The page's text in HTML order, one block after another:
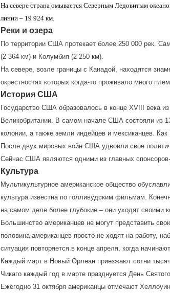
На севере страна омывается Северным Ледовитым
линии – 19 924 км.
Реки и озера
По территории США протекает более 250 000 рек.
(2 364 км) и Колумбия (2 250 км).
На севере, возле границы с Канадой, находятся
окрестностях которых когда-то проживало много
История США
Государство США образовалось в конце XVIII века
Великобритании. В самом начале США состояли из
колонии, а также земли индейцев и мексиканцев.
После двух мировых войн США удвоили свое
Сейчас США являются одними из главных
Культура
Мультикультурное американское общество
культура известна по голливудским фильмам.
на самом деле более глубокие – они уходят своими
Большинство американцев не могут представить
половина американцев просто не ходят на работу,
ситуация повторяется в конце апреля, когда
Каждый март в Новый Орлеан приезжают сотни
Чикаго каждый год в марте празднуется День
Ежегодно 31 октября американцы отмечают